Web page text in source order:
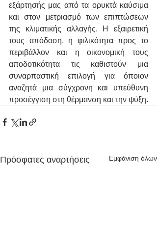
εξάρτησής μας από τα ορυκτά καύσιμα
και στον μετριασμό των επιπτώσεων
της κλιματικής αλλαγής. Η εξαιρετική
τους απόδοση, η φιλικότητα προς το
περιβάλλον και η οικονομική τους
αποδοτικότητα τις καθιστούν μια
συναρπαστική επιλογή για όποιον
αναζητά μια σύγχρονη και υπεύθυνη
προσέγγιση στη θέρμανση και την ψύξη.
Πρόσφατες αναρτήσεις Εμφάνιση όλων